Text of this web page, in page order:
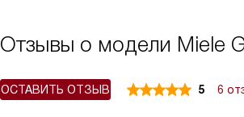
Отзывы о модели Miele
5 6
ОСТАВИТЬ ОТЗЫВ